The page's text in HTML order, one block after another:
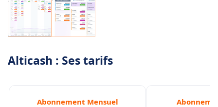
Alticash : Ses tarifs
Abonnement Mensuel